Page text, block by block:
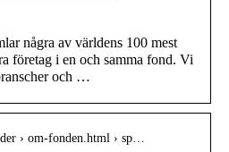
några av världens 100 mest
företag i en och samma fond. Vi
och …
› om-fonden.html › sp…